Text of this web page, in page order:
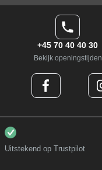
+45 70 40 40 30
Bekijk openingstijden
Uitstekend op Trustpilot